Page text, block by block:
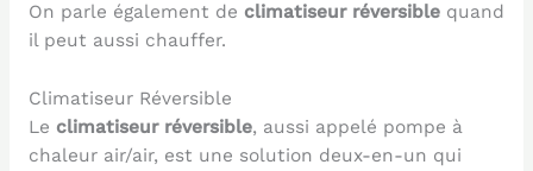
On parle également de climatiseur réversiblequand
il peut aussi chauffer.
Climatiseur Réversible
Le climatiseur réversible, aussi appelé pompe à
chaleur air/air, est une solution deux-en-un qui